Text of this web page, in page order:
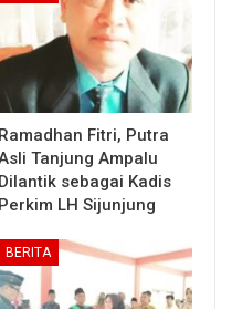
Ramadhan Fitri, Putra
Tanjung Ampalu
Dilantik sebagai Kadis
Perkim LH Sijunjung
BERITA